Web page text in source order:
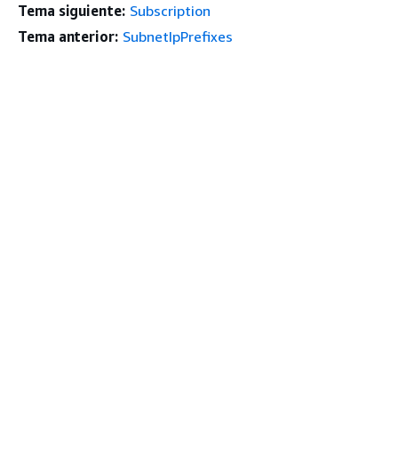
Tema siguiente: Subscription
Tema anterior: SubnetIpPrefixes